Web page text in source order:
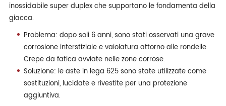
inossidabile super duplex che supportano le fondamenta della
giacca.
Problema: dopo soli 6 anni, sono stati osservati una grave
corrosione interstiziale e vaiolatura attorno alle rondelle.
Crepe da fatica avviate nelle zone corrose.
Soluzione: le aste in lega 625 sono state utilizzate come
sostituzioni, lucidate e rivestite per una protezione
aggiuntiva.